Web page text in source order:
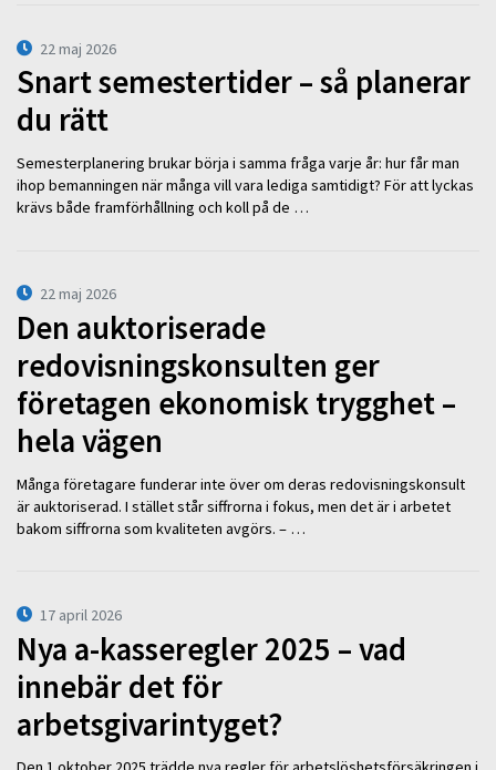
22 maj 2026
Snart semestertider – så planerar
du rätt
Semesterplanering brukar börja i samma fråga varje år: hur får man
ihop bemanningen när många vill vara lediga samtidigt? För att lyckas
krävs både framförhållning och koll på de …
22 maj 2026
Den auktoriserade
redovisningskonsulten ger
företagen ekonomisk trygghet –
hela vägen
Många företagare funderar inte över om deras redovisningskonsult
är auktoriserad. I stället står siffrorna i fokus, men det är i arbetet
bakom siffrorna som kvaliteten avgörs. – …
17 april 2026
Nya a-kasseregler 2025 – vad
innebär det för
arbetsgivarintyget?